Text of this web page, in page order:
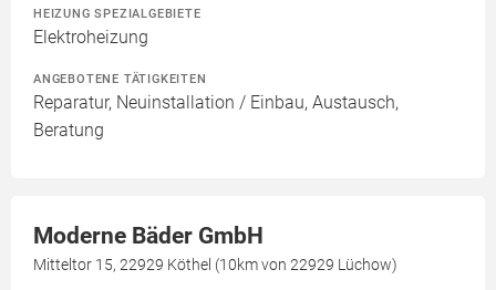
HEIZUNG SPEZIALGEBIETE
Elektroheizung
ANGEBOTENE TÄTIGKEITEN
Reparatur, Neuinstallation / Einbau, Austausch,
Beratung
Moderne Bäder GmbH
Mitteltor 15, 22929 Köthel (10km von 22929 Lüchow)